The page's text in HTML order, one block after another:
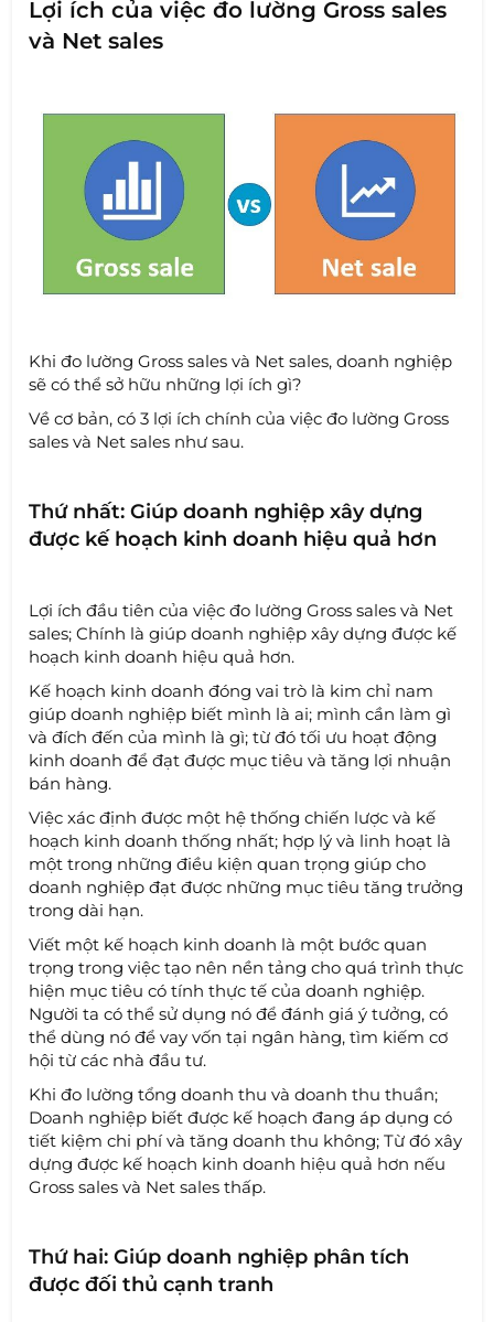
Lợi ích của việc đo lường Gross sales
và Net sales
Khi đo lường Gross sales và Net sales, doanh nghiệp
sẽ có thể sở hữu những lợi ích gì?
Về cơ bản, có 3 lợi ích chính của việc đo lường Gross
sales và Net sales như sau.
Thứ nhất: Giúp doanh nghiệp xây dựng
được kế hoạch kinh doanh hiệu quả hơn
Lợi ích đầu tiên của việc đo lường Gross sales và Net
sales; Chính là giúp doanh nghiệp xây dựng được kế
hoạch kinh doanh hiệu quả hơn.
Kế hoạch kinh doanh đóng vai trò là kim chỉ nam
giúp doanh nghiệp biết mình là ai; mình cần làm gì
và đích đến của mình là gì; từ đó tối ưu hoạt động
kinh doanh để đạt được mục tiêu và tăng lợi nhuận
bán hàng.
Việc xác định được một hệ thống chiến lược và kế
hoạch kinh doanh thống nhất; hợp lý và linh hoạt là
một trong những điều kiện quan trọng giúp cho
doanh nghiệp đạt được những mục tiêu tăng trưởng
trong dài hạn.
Viết một kế hoạch kinh doanh là một bước quan
trọng trong việc tạo nên nền tảng cho quá trình thực
hiện mục tiêu có tính thực tế của doanh nghiệp.
Người ta có thể sử dụng nó để đánh giá ý tưởng, có
thể dùng nó để vay vốn tại ngân hàng, tìm kiếm cơ
hội từ các nhà đầu tư.
Khi đo lường tổng doanh thu và doanh thu thuần;
Doanh nghiệp biết được kế hoạch đang áp dụng có
tiết kiệm chi phí và tăng doanh thu không; Từ đó xây
dựng được kế hoạch kinh doanh hiệu quả hơn nếu
Gross sales và Net sales thấp.
Thứ hai: Giúp doanh nghiệp phân tích
được đối thủ cạnh tranh